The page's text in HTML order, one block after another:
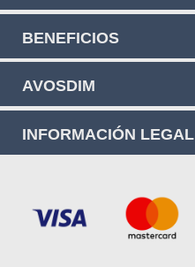
BENEFICIOS
AVOSDIM
INFORMACIÓN LEGAL